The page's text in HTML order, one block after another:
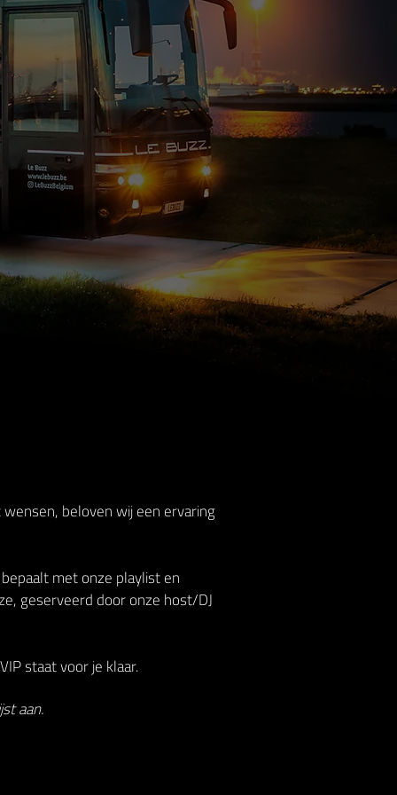
beloven wij een ervaring
met onze playlist en
geserveerd door onze host/DJ
staat voor je klaar.
aan.